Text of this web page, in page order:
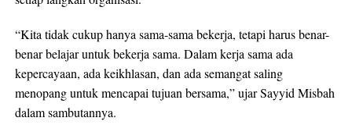
“Kita tidak cukup hanya sama-sama bekerja, tetapi harus benar-
benar belajar untuk bekerja sama. Dalam kerja sama ada
kepercayaan, ada keikhlasan, dan ada semangat saling
menopang untuk mencapai tujuan bersama,” ujar Sayyid Misbah
dalam sambutannya.